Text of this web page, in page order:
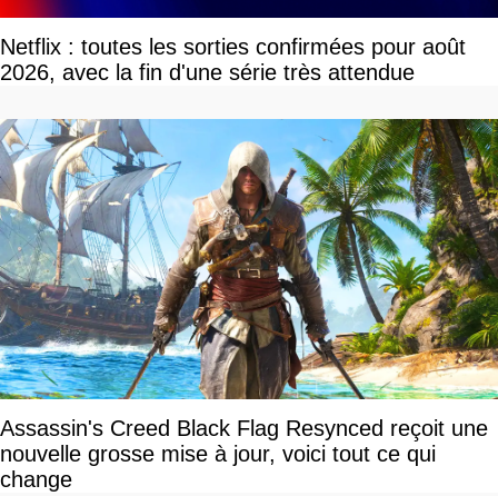
Netflix : toutes les sorties confirmées pour août
2026, avec la fin d'une série très attendue
Assassin's Creed Black Flag Resynced reçoit une
nouvelle grosse mise à jour, voici tout ce qui
change